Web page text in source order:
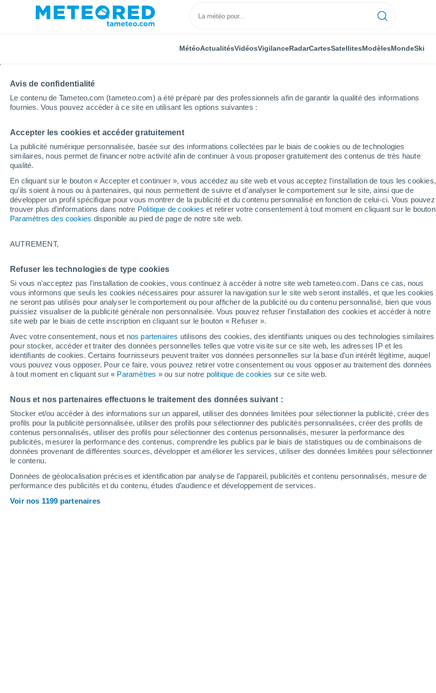
Avis de confidentialité
Le contenu de Tameteo.com (tameteo.com) a été préparé par des professionnels afin de garantir la qualité des informations
fournies. Vous pouvez accéder à ce site en utilisant les options suivantes :
Accepter les cookies et accéder gratuitement
La publicité numérique personnalisée, basée sur des informations collectées par le biais de cookies ou de technologies
similaires, nous permet de financer notre activité afin de continuer à vous proposer gratuitement des contenus de très haute
qualité.
En cliquant sur le bouton « Accepter et continuer », vous accédez au site web et vous acceptez l'installation de tous les cookies,
qu'ils soient à nous ou à partenaires, qui nous permettent de suivre et d'analyser le comportement sur le site, ainsi que de
développer un profil spécifique pour vous montrer de la publicité et du contenu personnalisé en fonction de celui-ci. Vous pouvez
trouver plus d'informations dans notre Politique de cookies et retirer votre consentement à tout moment en cliquant sur le bouton
Paramètres des cookies disponible au pied de page de notre site web.
AUTREMENT,
Refuser les technologies de type cookies
Si vous n'acceptez pas l'installation de cookies, vous continuez à accéder à notre site web tameteo.com. Dans ce cas, nous
vous informons que seuls les cookies nécessaires pour assurer la navigation sur le site web seront installés, et que les cookies
ne seront pas utilisés pour analyser le comportement ou pour afficher de la publicité ou du contenu personnalisé, bien que vous
puissiez visualiser de la publicité générale non personnalisée. Vous pouvez refuser l'installation des cookies et accéder à notre
site web par le biais de cette inscription en cliquant sur le bouton « Refuser ».
Avec votre consentement, nous et nos partenaires utilisons des cookies, des identifiants uniques ou des technologies similaires
pour stocker, accéder et traiter des données personnelles telles que votre visite sur ce site web, les adresses IP et les
identifiants de cookies. Certains fournisseurs peuvent traiter vos données personnelles sur la base d'un intérêt légitime, auquel
vous pouvez vous opposer. Pour ce faire, vous pouvez retirer votre consentement ou vous opposer au traitement des données
à tout moment en cliquant sur « Paramètres » ou sur notre politique de cookies sur ce site web.
Nous et nos partenaires effectuons le traitement des données suivant :
Stocker et/ou accéder à des informations sur un appareil, utiliser des données limitées pour sélectionner la publicité, créer des
profils pour la publicité personnalisée, utiliser des profils pour sélectionner des publicités personnalisées, créer des profils de
contenus personnalisés, utiliser des profils pour sélectionner des contenus personnalisés, mesurer la performance des
publicités, mesurer la performance des contenus, comprendre les publics par le biais de statistiques ou de combinaisons de
données provenant de différentes sources, développer et améliorer les services, utiliser des données limitées pour sélectionner
le contenu.
Données de géolocalisation précises et identification par analyse de l’appareil, publicités et contenu personnalisés, mesure de
performance des publicités et du contenu, études d’audience et développement de services.
Voir nos 1199 partenaires
MétéoActualitésVidéosVigilanceRadarCartesSatellitesModèlesMondeSki
Accueil États-Unis État du Wyoming
Fermée
Snowy Range Ski &
Recreation Area
11/12/2026
Aujourd
´hui
6 Août
Demain
7 Août
Samedi
8 Août
Bulletin enneigement pour aujourd'hui
Pistes par niveau de difficulté 0 0 0 0
Kilomètres skiables -
Pistes ouvertes 0 / 0
Remontées 0 / 5
Épaisseur de neige à la base -
Epaisseur de neige au sommet -
Webcams - Snowy Range Ski & Recreation Area